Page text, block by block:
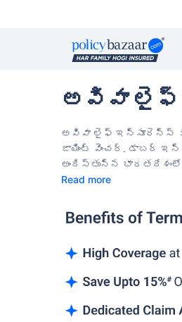
అవివా లైఫ్
అవివా లైఫ్ ఇన్సూరెన్స్
జాయింట్ వెంచర్. డాబర్
అందిస్తున్న
Read more